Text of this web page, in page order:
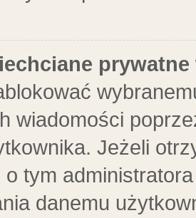
wiadomości
Jeżeli
o tym
danemu